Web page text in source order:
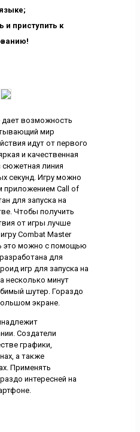
и приступить к
дает возможность
мир
идут от первого
и качественная
сюжетная линия
секунд. Игру можно
приложением Call of
для запуска на
Чтобы получить
от игры лучше
Combat Master
это можно с помощью
для
игр для запуска на
несколько минут
шутер. Гораздо
экране.
Создатели
графики,
а также
Применять
интересней на